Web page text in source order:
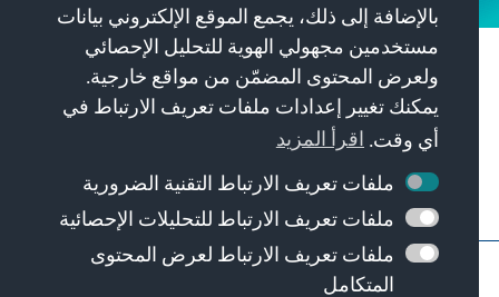
مهمتنا
معلومات الاتصال
عروض أخرى من المؤسسة
النبذة القانونية حماية البيانات
شروط الاستخدام
بالإضافة إلى ذلك، يجمع الموقع الإلكتروني بيانات
مستخدمين مجهولي الهوية للتحليل الإحصائي
ولعرض المحتوى المضمّن من مواقع خارجية.
يمكنك تغيير إعدادات ملفات تعريف الارتباط في
أي وقت. اقرأ المزيد
ملفات تعريف الارتباط التقنية الضرورية
ملفات تعريف الارتباط للتحليلات الإحصائية
ملفات تعريف الارتباط لعرض المحتوى
المتكامل